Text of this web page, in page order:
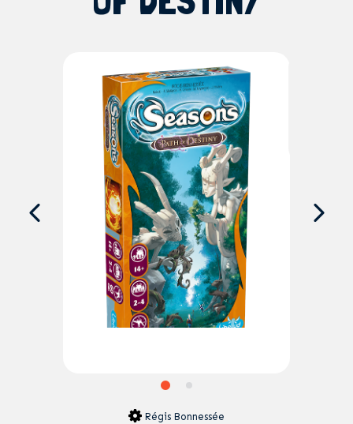
Régis Bonnessée